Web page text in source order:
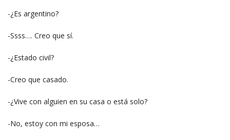
-¿Es argentino?
-Ssss…. Creo que sí.
-¿Estado civil?
-Creo que casado.
-¿Vive con alguien en su casa o está solo?
-No, estoy con mi esposa…